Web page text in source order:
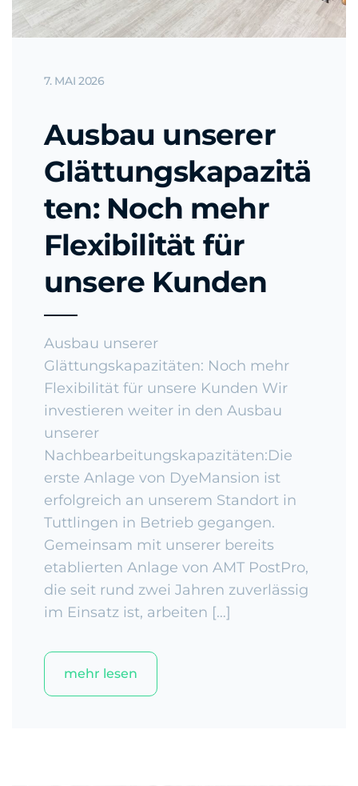
7. MAI 2026
Ausbau unserer
Glättungskapazitä
ten: Noch mehr
Flexibilität für
unsere Kunden
Ausbau unserer
Glättungskapazitäten: Noch mehr
Flexibilität für unsere Kunden Wir
investieren weiter in den Ausbau
unserer
Nachbearbeitungskapazitäten:Die
erste Anlage von DyeMansion ist
erfolgreich an unserem Standort in
Tuttlingen in Betrieb gegangen.
Gemeinsam mit unserer bereits
etablierten Anlage von AMT PostPro,
die seit rund zwei Jahren zuverlässig
im Einsatz ist, arbeiten […]
mehr lesen